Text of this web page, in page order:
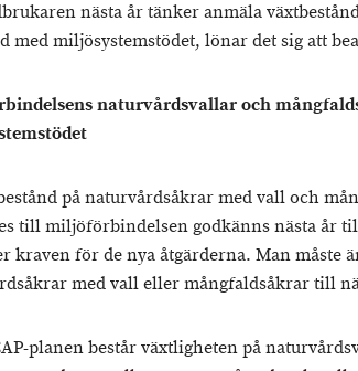
nästa år tänker anmäla
med miljösystemstödet, lönar det sig att
naturvårdsvallar och
på naturvårdsåkrar med vall och
till miljöförbindelsen godkänns nästa år
kraven för de nya åtgärderna. Man måste
med vall eller mångfaldsåkrar till
planen består växtligheten på